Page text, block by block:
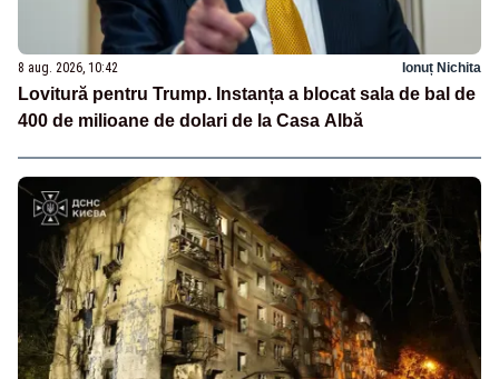
8 aug. 2026, 10:42 Ionuț Nichita
Lovitură pentru Trump. Instanța a blocat sala de bal de
400 de milioane de dolari de la Casa Albă